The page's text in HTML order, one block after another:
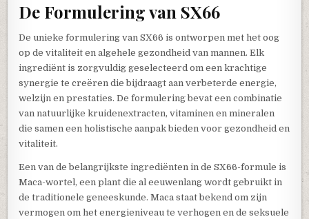
De Formulering van SX66
De unieke formulering van SX66 is ontworpen met het oog
op de vitaliteit en algehele gezondheid van mannen. Elk
ingrediënt is zorgvuldig geselecteerd om een krachtige
synergie te creëren die bijdraagt aan verbeterde energie,
welzijn en prestaties. De formulering bevat een combinatie
van natuurlijke kruidenextracten, vitaminen en mineralen
die samen een holistische aanpak bieden voor gezondheid en
vitaliteit.
Een van de belangrijkste ingrediënten in de SX66-formule is
Maca-wortel, een plant die al eeuwenlang wordt gebruikt in
de traditionele geneeskunde. Maca staat bekend om zijn
vermogen om het energieniveau te verhogen en de seksuele